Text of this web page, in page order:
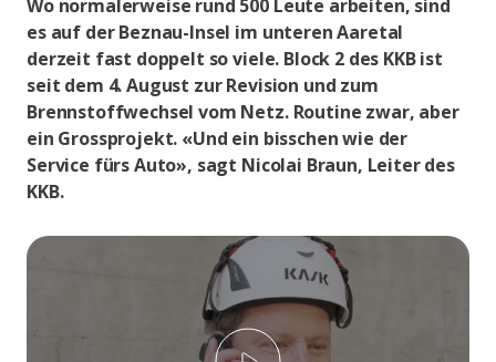
Wo normalerweise rund 500 Leute arbeiten, sind
es auf der Beznau-Insel im unteren Aaretal
derzeit fast doppelt so viele. Block 2 des KKB ist
seit dem 4. August zur Revision und zum
Brennstoffwechsel vom Netz. Routine zwar, aber
ein Grossprojekt. «Und ein bisschen wie der
Service fürs Auto», sagt Nicolai Braun, Leiter des
KKB.